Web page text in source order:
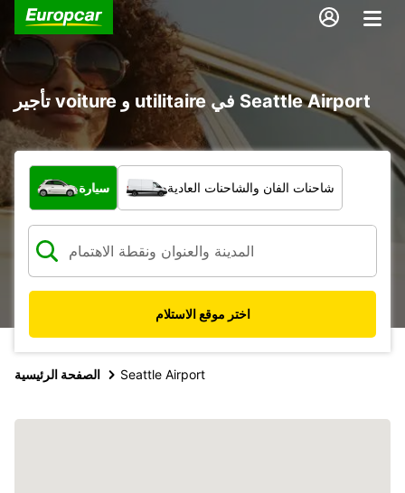
تأجير voiture و utilitaire في Seattle Airport
ما نوع المركبة؟
سيارة شاحنات الفان والشاحنات العادية
اختر موقع الاستلام
الصفحة الرئيسية Seattle Airport